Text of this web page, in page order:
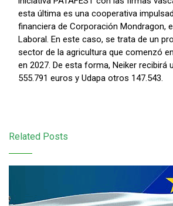
esta última es una cooperativa
financiera de Corporación Mondragon,
Laboral. En este caso, se trata de un
sector de la agricultura que comenzó
en 2027. De esta forma, Neiker recibirá
555.791 euros y Udapa otros 147.543.
Related Posts